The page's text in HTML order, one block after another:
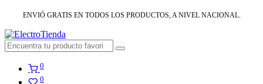
ENVIÓ GRATIS EN TODOS LOS PRODUCTOS, A NIVEL NACIONAL.
0
0